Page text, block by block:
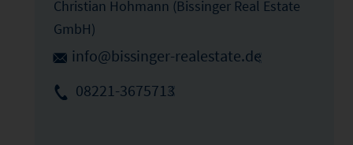
Christian Hohmann (Bissinger Real Estate
GmbH)
info@bissinger-realestate.de
08221-3675713